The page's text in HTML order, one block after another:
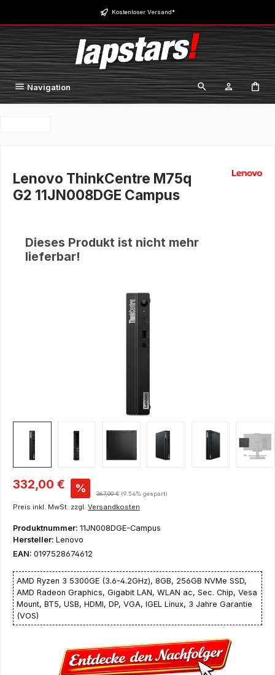
Zum Hauptinhalt springen Kostenloser Versand*
Navigation
Lenovo ThinkCentre M75q
G2 11JN008DGE Campus
Dieses Produkt ist nicht mehr
lieferbar!
Verkaufspreis:
332,00 € % Regulärer Preis:
367,00 € (9.54% gespart)
Preis inkl. MwSt. zzgl. Versandkosten
Produktnummer: 11JN008DGE-Campus
Hersteller: Lenovo
EAN: 0197528674612
AMD Ryzen 3 5300GE (3.6-4.2GHz), 8GB, 256GB NVMe SSD,
AMD Radeon Graphics, Gigabit LAN, WLAN ac, Sec. Chip, Vesa
Mount, BT5, USB, HDMI, DP, VGA, IGEL Linux, 3 Jahre Garantie
(VOS)